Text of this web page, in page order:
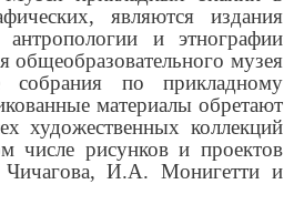
являются издания
антропологии и этнографии
музея
собрания по прикладному
материалы обретают
художественных коллекций
числе рисунков и проектов
И.А. Монигетти и